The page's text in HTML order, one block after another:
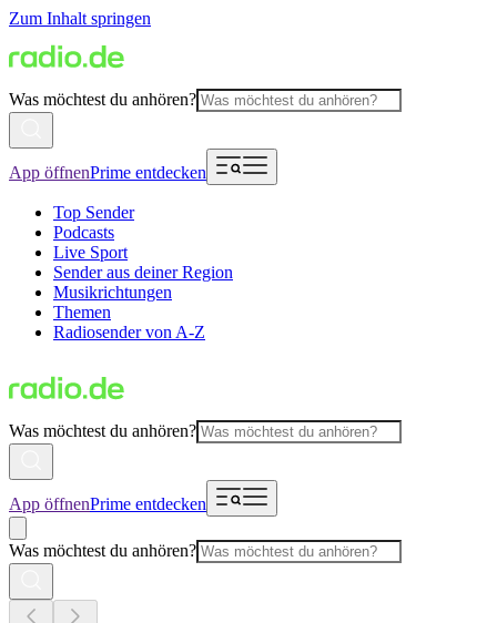
Zum Inhalt springen
Was möchtest du anhören?
App öffnenPrime entdecken
Top Sender
Podcasts
Live Sport
Sender aus deiner Region
Musikrichtungen
Themen
Radiosender von A-Z
Was möchtest du anhören?
App öffnenPrime entdecken
Was möchtest du anhören?